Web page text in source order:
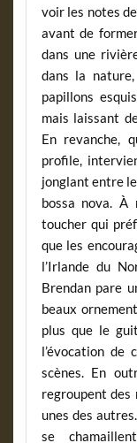
voir les notes
avant de
dans une
dans la
papillons
mais laissant
En revanche,
profile,
jonglant entre
bossa nova. À
toucher qui
que les
l’Irlande du
Brendan pare
beaux
plus que le
l’évocation de
scènes. En
regroupent
unes des
se